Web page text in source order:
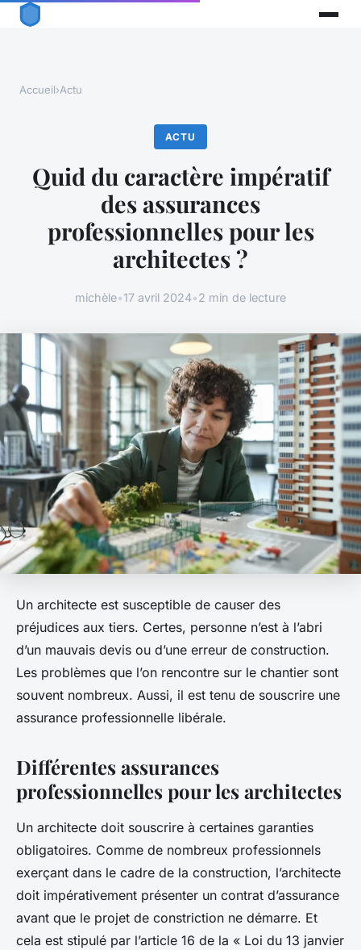
Accueil›Actu
ACTU
Quid du caractère impératif
des assurances
professionnelles pour les
architectes ?
michèle•17 avril 2024•2 min de lecture
Un architecte est susceptible de causer des
préjudices aux tiers. Certes, personne n’est à l’abri
d’un mauvais devis ou d’une erreur de construction.
Les problèmes que l’on rencontre sur le chantier sont
souvent nombreux. Aussi, il est tenu de souscrire une
assurance professionnelle libérale.
Différentes assurances
professionnelles pour les architectes
Un architecte doit souscrire à certaines garanties
obligatoires. Comme de nombreux professionnels
exerçant dans le cadre de la construction, l’architecte
doit impérativement présenter un contrat d’assurance
avant que le projet de constriction ne démarre. Et
cela est stipulé par l’article 16 de la « Loi du 13 janvier